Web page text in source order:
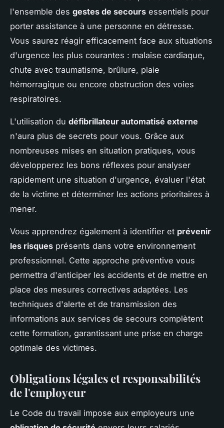
l'ensemble des gestes de secours essentiels pour
porter assistance à une personne en détresse.
Vous saurez réagir efficacement face aux situations
d'urgence les plus courantes : malaise cardiaque,
chute avec traumatisme, brûlure, plaie
hémorragique ou encore obstruction des voies
respiratoires.
L'utilisation du défibrillateur automatisé externe
n'aura plus de secrets pour vous. Grâce aux
nombreuses mises en situation pratiques, vous
développerez les bons réflexes pour analyser
rapidement une situation d'urgence, évaluer l'état
de la victime et déterminer les actions prioritaires à
mener.
Vous apprendrez également à identifier et prévenir
les risques présents dans votre environnement
professionnel. Cette approche préventive vous
permettra d'anticiper les accidents et de mettre en
place des mesures correctives adaptées. Les
techniques d'alerte et de transmission des
informations aux services de secours complètent
cette formation, garantissant une prise en charge
optimale des victimes.
Obligations légales et responsabilités
de l'employeur
Le Code du travail impose aux employeurs une